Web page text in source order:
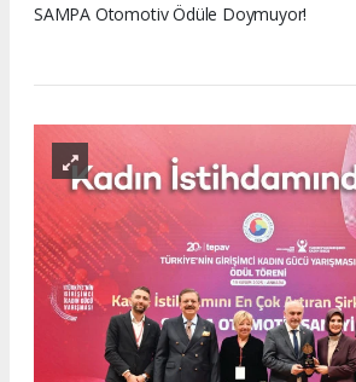
SAMPA Otomotiv Ödüle Doymuyor!